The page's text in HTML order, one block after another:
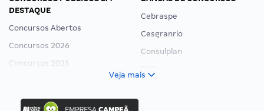
DESTAQUE
Concursos Abertos
Concursos 2026
Concursos 2025
Concurso Ibama
Cebraspe
Cesgranrio
Consulplan
Veja mais